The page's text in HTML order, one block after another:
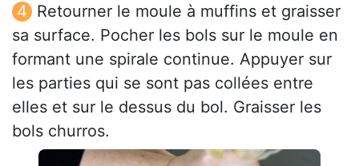
Retourner le moule à muffins et graisser
sa surface. Pocher les bols sur le moule en
formant une spirale continue. Appuyer sur
les parties qui se sont pas collées entre
elles et sur le dessus du bol. Graisser les
bols churros.